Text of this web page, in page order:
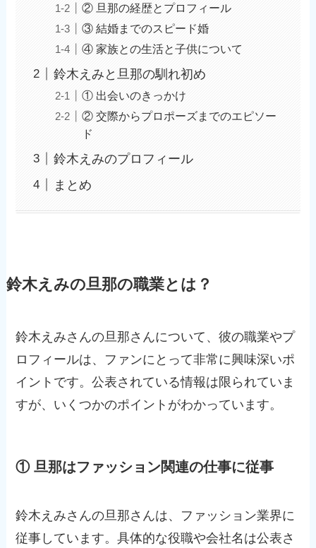
② 旦那の経歴とプロフィール
③ 結婚までのスピード婚
④ 家族との生活と子供について
鈴木えみと旦那の馴れ初め
① 出会いのきっかけ
② 交際からプロポーズまでのエピソー
ド
鈴木えみのプロフィール
まとめ
鈴木えみの旦那の職業とは？
鈴木えみさんの旦那さんについて、彼の職業やプ
ロフィールは、ファンにとって非常に興味深いポ
イントです。公表されている情報は限られていま
すが、いくつかのポイントがわかっています。
① 旦那はファッション関連の仕事に従事
鈴木えみさんの旦那さんは、ファッション業界に
従事しています。具体的な役職や会社名は公表さ